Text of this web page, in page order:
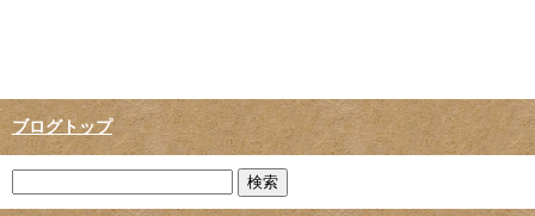
ブログトップ